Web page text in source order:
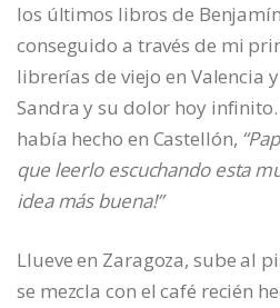
los últimos libros de
conseguido a través de mi
librerías de viejo en Valencia
Sandra y su dolor hoy
había hecho en Castellón,
que leerlo escuchando esta
idea más buena!”
Llueve en Zaragoza, sube al
se mezcla con el café recién